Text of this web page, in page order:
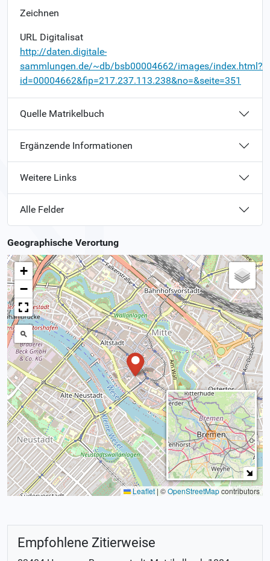
Zeichnen
URL Digitalisat
http://daten.digitale-
sammlungen.de/~db/bsb00004662/images/index.html?
id=00004662&fip=217.237.113.238&no=&seite=351
Quelle Matrikelbuch
Ergänzende Informationen
Weitere Links
Alle Felder
Geographische Verortung
+
−
Leaflet | ©OpenStreetMapcontributors
Empfohlene Zitierweise